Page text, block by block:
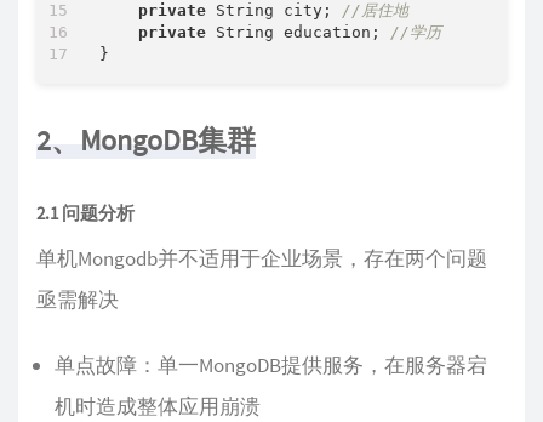
private String city; //居住地
private String education; //学历
2、MongoDB集群
2.1 问题分析
单机Mongodb并不适用于企业场景，存在两个问题
亟需解决
单点故障：单一MongoDB提供服务，在服务器宕
机时造成整体应用崩溃